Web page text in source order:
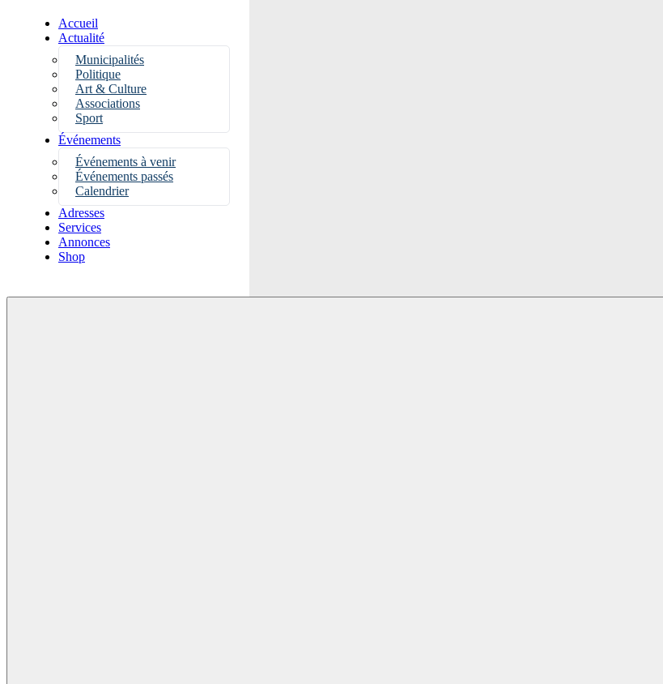
Accueil
Actualité
Municipalités
Politique
Art & Culture
Associations
Sport
Événements
Événements à venir
Événements passés
Calendrier
Adresses
Services
Annonces
Shop